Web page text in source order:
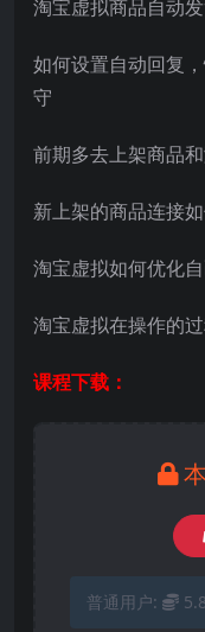
淘宝虚拟商品自动
如何设置自动回复
守
前期多去上架商品
新上架的商品连接
淘宝虚拟如何优化
淘宝虚拟在操作的
课程下载：
普通用户: